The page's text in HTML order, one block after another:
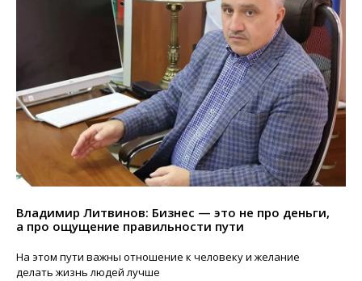
Владимир Литвинов: Бизнес — это не про деньги,
а про ощущение правильности пути
На этом пути важны отношение к человеку и желание
делать жизнь людей лучше